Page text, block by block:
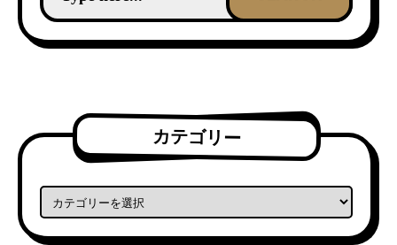
カテゴリー
カテゴリー